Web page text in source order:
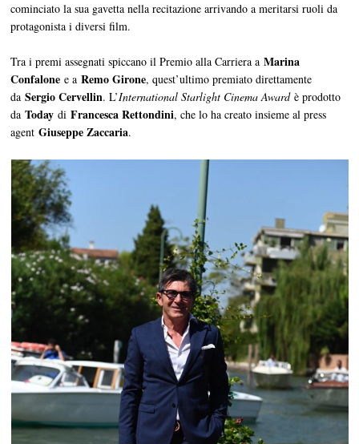
cominciato la sua gavetta nella recitazione arrivando a meritarsi ruoli da
protagonista i diversi film.
Tra i premi assegnati spiccano il Premio alla Carriera aMarina
Confalone e a Remo Girone, quest’ultimo premiato direttamente
daSergio Cervellin. L’International Starlight Cinema Awardè prodotto
daTodaydiFrancesca Rettondini, che lo ha creato insieme al press
agent Giuseppe Zaccaria.